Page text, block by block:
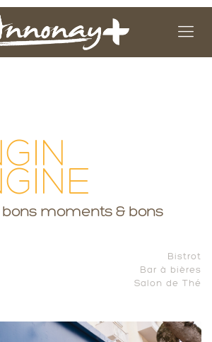
bons moments & bons
Bistrot
Bar à bières
Salon de Thé